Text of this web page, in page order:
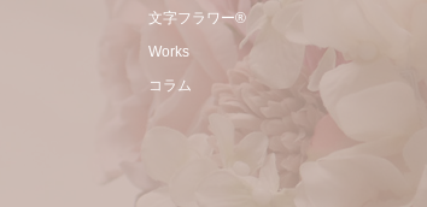
文字フラワー®
Works
コラム